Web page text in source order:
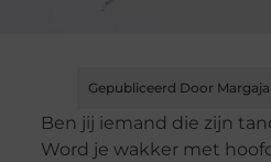
Gepubliceerd Door
Ben jij iemand die zijn
Word je wakker met